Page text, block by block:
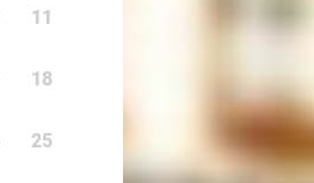
11
18
25